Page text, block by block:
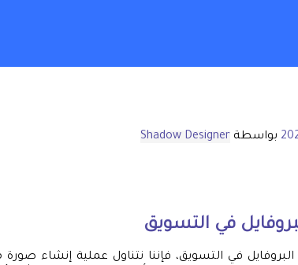
بواسطة Shadow Designer
في التسويق
في التسويق، فإننا نتناول عملية إنشاء